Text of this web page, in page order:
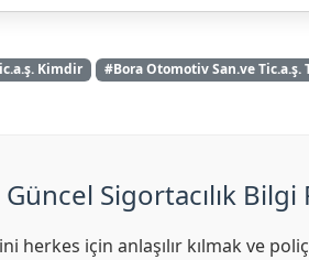
Kimdir #Bora Otomotiv San.ve Tic.a.ş.
Sigortacılık
herkes için anlaşılır kılmak ve